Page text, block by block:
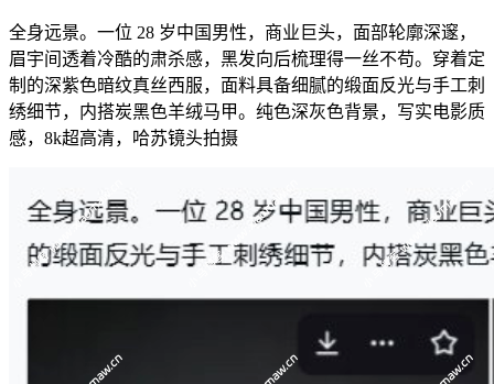
全身远景。一位 28 岁中国男性，商业巨头，面部轮廓深邃，
眉宇间透着冷酷的肃杀感，黑发向后梳理得一丝不苟。穿着定
制的深紫色暗纹真丝西服，面料具备细腻的缎面反光与手工刺
绣细节，内搭炭黑色羊绒马甲。纯色深灰色背景，写实电影质
感，8k超高清，哈苏镜头拍摄